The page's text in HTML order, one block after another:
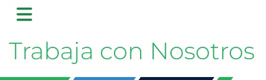
Trabaja con Nosotros